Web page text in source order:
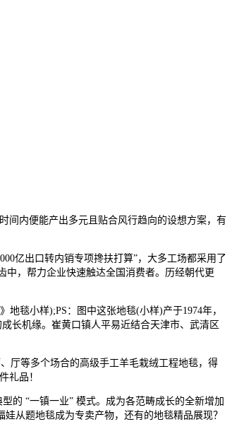
间内便能产出多元且贴合风行趋向的设想方案，有
亿出口转内销专项搀扶打算”，大多工场都采用了
中，帮力企业快速触达全国消费者。历经朝代更
毯小样);PS：图中这张地毯(小样)产于1974年，
长机缘。崔黄口镇人平易近结合天津市、武清区
厅等多个场合的高级手工羊毛栽绒工程地毯，得
礼品！
的 “一镇一业” 模式。成为各范畴成长的全新增加
从题地毯成为专卖产物，还有的地毯精品展现？